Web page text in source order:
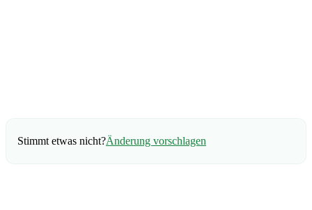
Stimmt etwas nicht?Änderung vorschlagen